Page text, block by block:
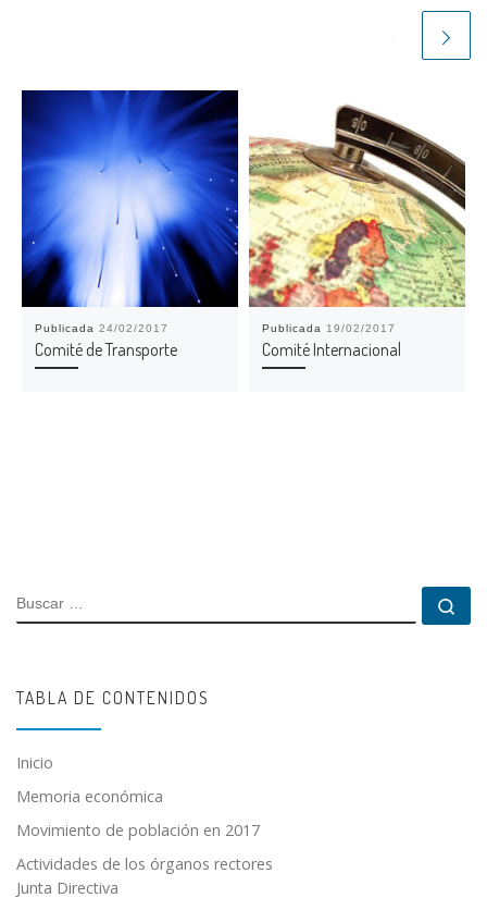
Publicada 24/02/2017
Comité de Transporte
Publicada 19/02/2017
Comité Internacional
BUSCAR
TABLA DE CONTENIDOS
Inicio
Memoria económica
Movimiento de población en 2017
Actividades de los órganos rectores
Junta Directiva